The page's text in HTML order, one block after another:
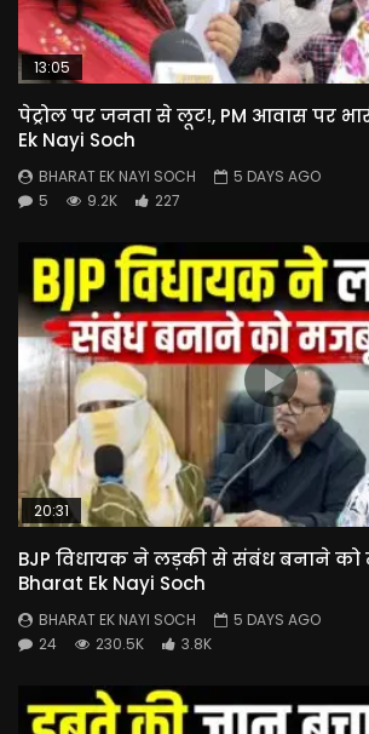
13:05
पेट्रोल पर जनता से लूट!, PM आवास पर
Ek Nayi Soch
BHARAT EK NAYI SOCH
5 DAYS AGO
5
9.2K 227
20:31
BJP विधायक ने लड़की से संबंध बनाने को
Bharat Ek Nayi Soch
BHARAT EK NAYI SOCH
5 DAYS AGO
24
230.5K 3.8K